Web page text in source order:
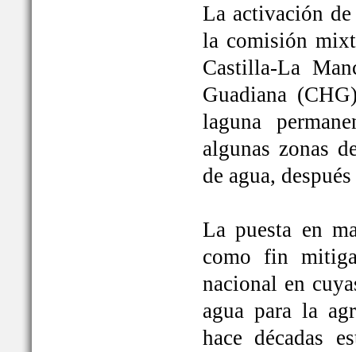
La activación
la comisión
Castilla-La
Guadiana
laguna
algunas zonas
de agua,
La puesta en
como fin
nacional en
agua para la
hace décadas